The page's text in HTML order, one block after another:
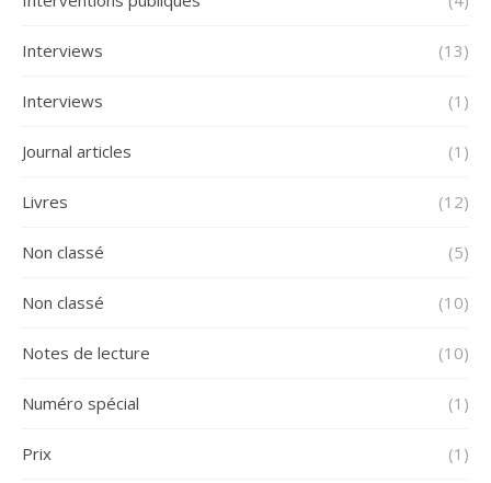
Interviews (13)
Interviews (1)
Journal articles (1)
Livres (12)
Non classé (5)
Non classé (10)
Notes de lecture (10)
Numéro spécial (1)
Prix (1)